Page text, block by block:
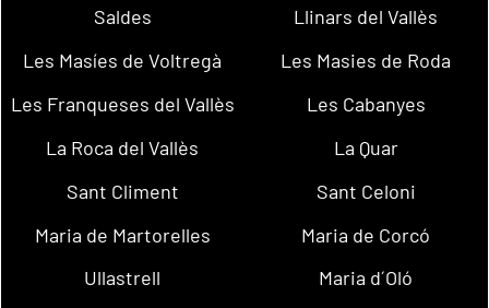
Saldes
Llinars del Vallès
Les Masíes de Voltregà
Les Masies de Roda
Les Franqueses del Vallès
Les Cabanyes
La Roca del Vallès
La Quar
Sant Climent
Sant Celoni
Maria de Martorelles
Maria de Corcó
Ullastrell
Maria d´Oló